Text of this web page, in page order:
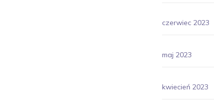
czerwiec 2023
maj 2023
kwiecień 2023